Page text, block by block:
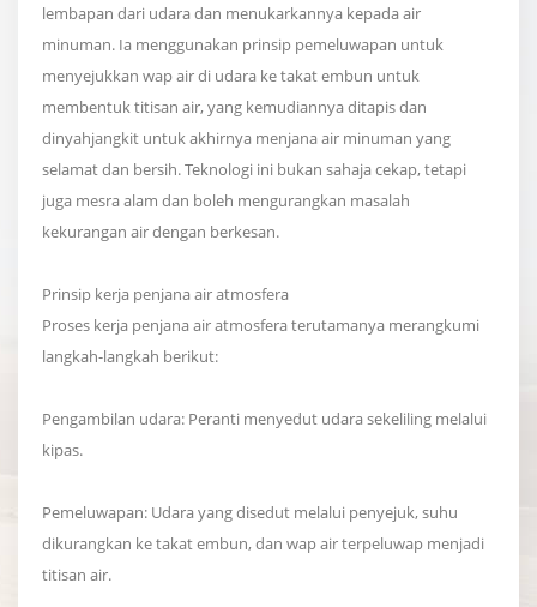
lembapan dari udara dan menukarkannya kepada air
minuman. Ia menggunakan prinsip pemeluwapan untuk
menyejukkan wap air di udara ke takat embun untuk
membentuk titisan air, yang kemudiannya ditapis dan
dinyahjangkit untuk akhirnya menjana air minuman yang
selamat dan bersih. Teknologi ini bukan sahaja cekap, tetapi
juga mesra alam dan boleh mengurangkan masalah
kekurangan air dengan berkesan.
Prinsip kerja penjana air atmosfera
Proses kerja penjana air atmosfera terutamanya merangkumi
langkah-langkah berikut:
Pengambilan udara: Peranti menyedut udara sekeliling melalui
kipas.
Pemeluwapan: Udara yang disedut melalui penyejuk, suhu
dikurangkan ke takat embun, dan wap air terpeluwap menjadi
titisan air.